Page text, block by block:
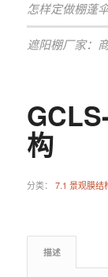
怎样定做棚蓬
遮阳棚厂家：
构
分类： 7.1 景观膜结
描述